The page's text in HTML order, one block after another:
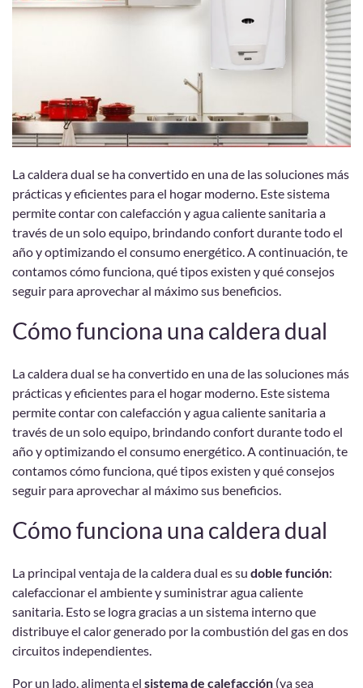
La caldera dual se ha convertido en una de las soluciones más
prácticas y eficientes para el hogar moderno. Este sistema
permite contar con calefacción y agua caliente sanitaria a
través de un solo equipo, brindando confort durante todo el
año y optimizando el consumo energético. A continuación, te
contamos cómo funciona, qué tipos existen y qué consejos
seguir para aprovechar al máximo sus beneficios.
Cómo funciona una caldera dual
La caldera dual se ha convertido en una de las soluciones más
prácticas y eficientes para el hogar moderno. Este sistema
permite contar con calefacción y agua caliente sanitaria a
través de un solo equipo, brindando confort durante todo el
año y optimizando el consumo energético. A continuación, te
contamos cómo funciona, qué tipos existen y qué consejos
seguir para aprovechar al máximo sus beneficios.
Cómo funciona una caldera dual
La principal ventaja de la caldera dual es su doble función:
calefaccionar el ambiente y suministrar agua caliente
sanitaria. Esto se logra gracias a un sistema interno que
distribuye el calor generado por la combustión del gas en dos
circuitos independientes.
Por un lado, alimenta el sistema de calefacción (ya sea